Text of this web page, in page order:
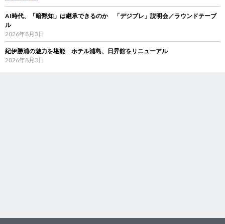
AI時代、「暗黙知」は継承できるのか 「デジブレ」説明会／ラウンドテーブ
ル
2026年8月3日
紀伊勝浦の魅力を堪能 ホテル浦島、日昇館をリニューアル
2026年8月3日